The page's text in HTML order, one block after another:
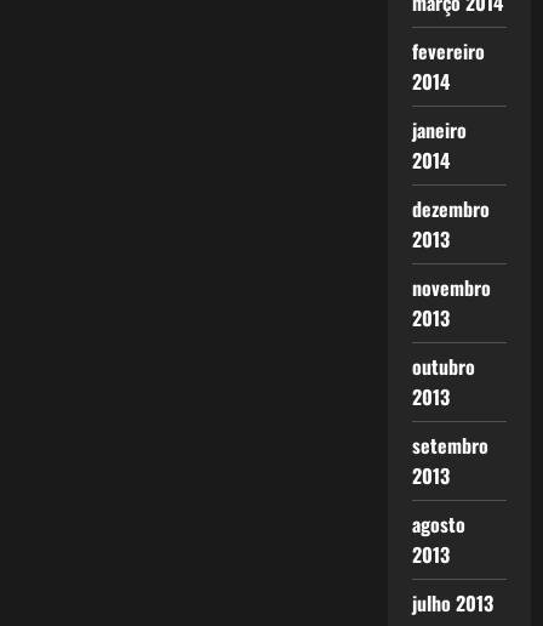
fevereiro
2014
janeiro
2014
dezembro
2013
novembro
2013
outubro
2013
setembro
2013
agosto
2013
julho 2013